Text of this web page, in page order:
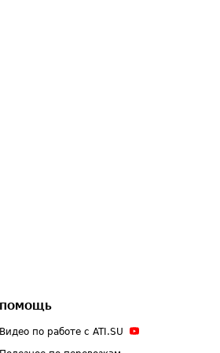
ПОМОЩЬ
Видео по работе с ATI.SU